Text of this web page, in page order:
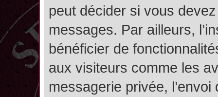
peut décider si vous
messages. Par ailleurs,
bénéficier de
aux visiteurs comme les
messagerie privée,